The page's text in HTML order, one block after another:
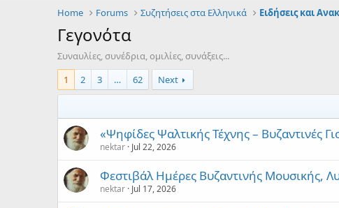
Home
Forums Συζητήσεις στα Ελληνικά Ειδήσεις και
Γεγονότα
Συναυλίες, συνέδρια, ομιλίες, συνάξεις...
1
2 3 … 62 Next
«Ψηφίδες Ψαλτικής Τέχνης – Βυζαντινές
nektar Jul 22, 2026
Φεστιβάλ Ημέρες Βυζαντινής Μουσικής,
nektar Jul 17, 2026